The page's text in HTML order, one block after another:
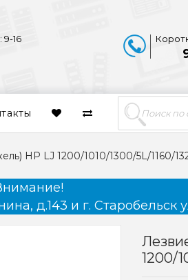
9-16
HP LJ 1200/1010/1300/5L/1160/
д.143 и г. Старобельск
1200/